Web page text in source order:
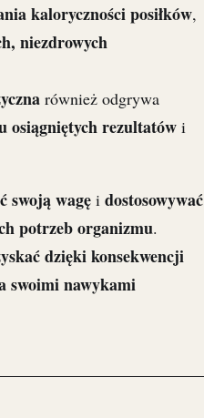
kaloryczności posiłków,
niezdrowych
również odgrywa
osiągniętych rezultatów i
swoją wagę i dostosowywać
potrzeb organizmu.
dzięki konsekwencji
swoimi nawykami